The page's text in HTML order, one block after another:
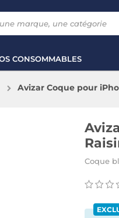
CONSOMMABLES
Avizar Coque pour
Coque